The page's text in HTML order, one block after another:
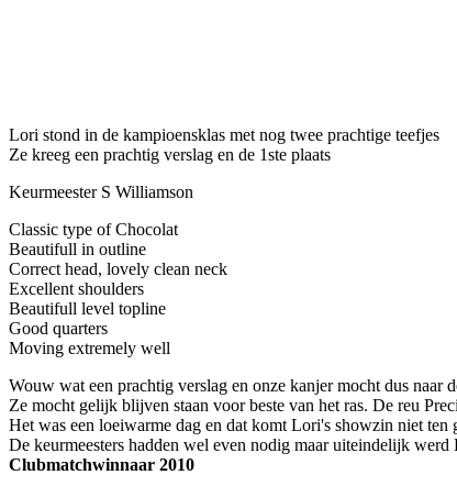
Lori stond in de kampioensklas met nog twee prachtige teefjes
Ze kreeg een prachtig verslag en de 1ste plaats
Keurmeester S Williamson
Classic type of Chocolat
Beautifull in outline
Correct head, lovely clean neck
Excellent shoulders
Beautifull level topline
Good quarters
Moving extremely well
Wouw wat een prachtig verslag en onze kanjer mocht dus
Ze mocht gelijk blijven staan voor beste van het ras. De reu
Het was een loeiwarme dag en dat komt Lori's showzin niet ten
De keurmeesters hadden wel even nodig maar uiteindelijk werd
Clubmatchwinnaar 2010